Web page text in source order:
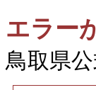
エラー
鳥取県